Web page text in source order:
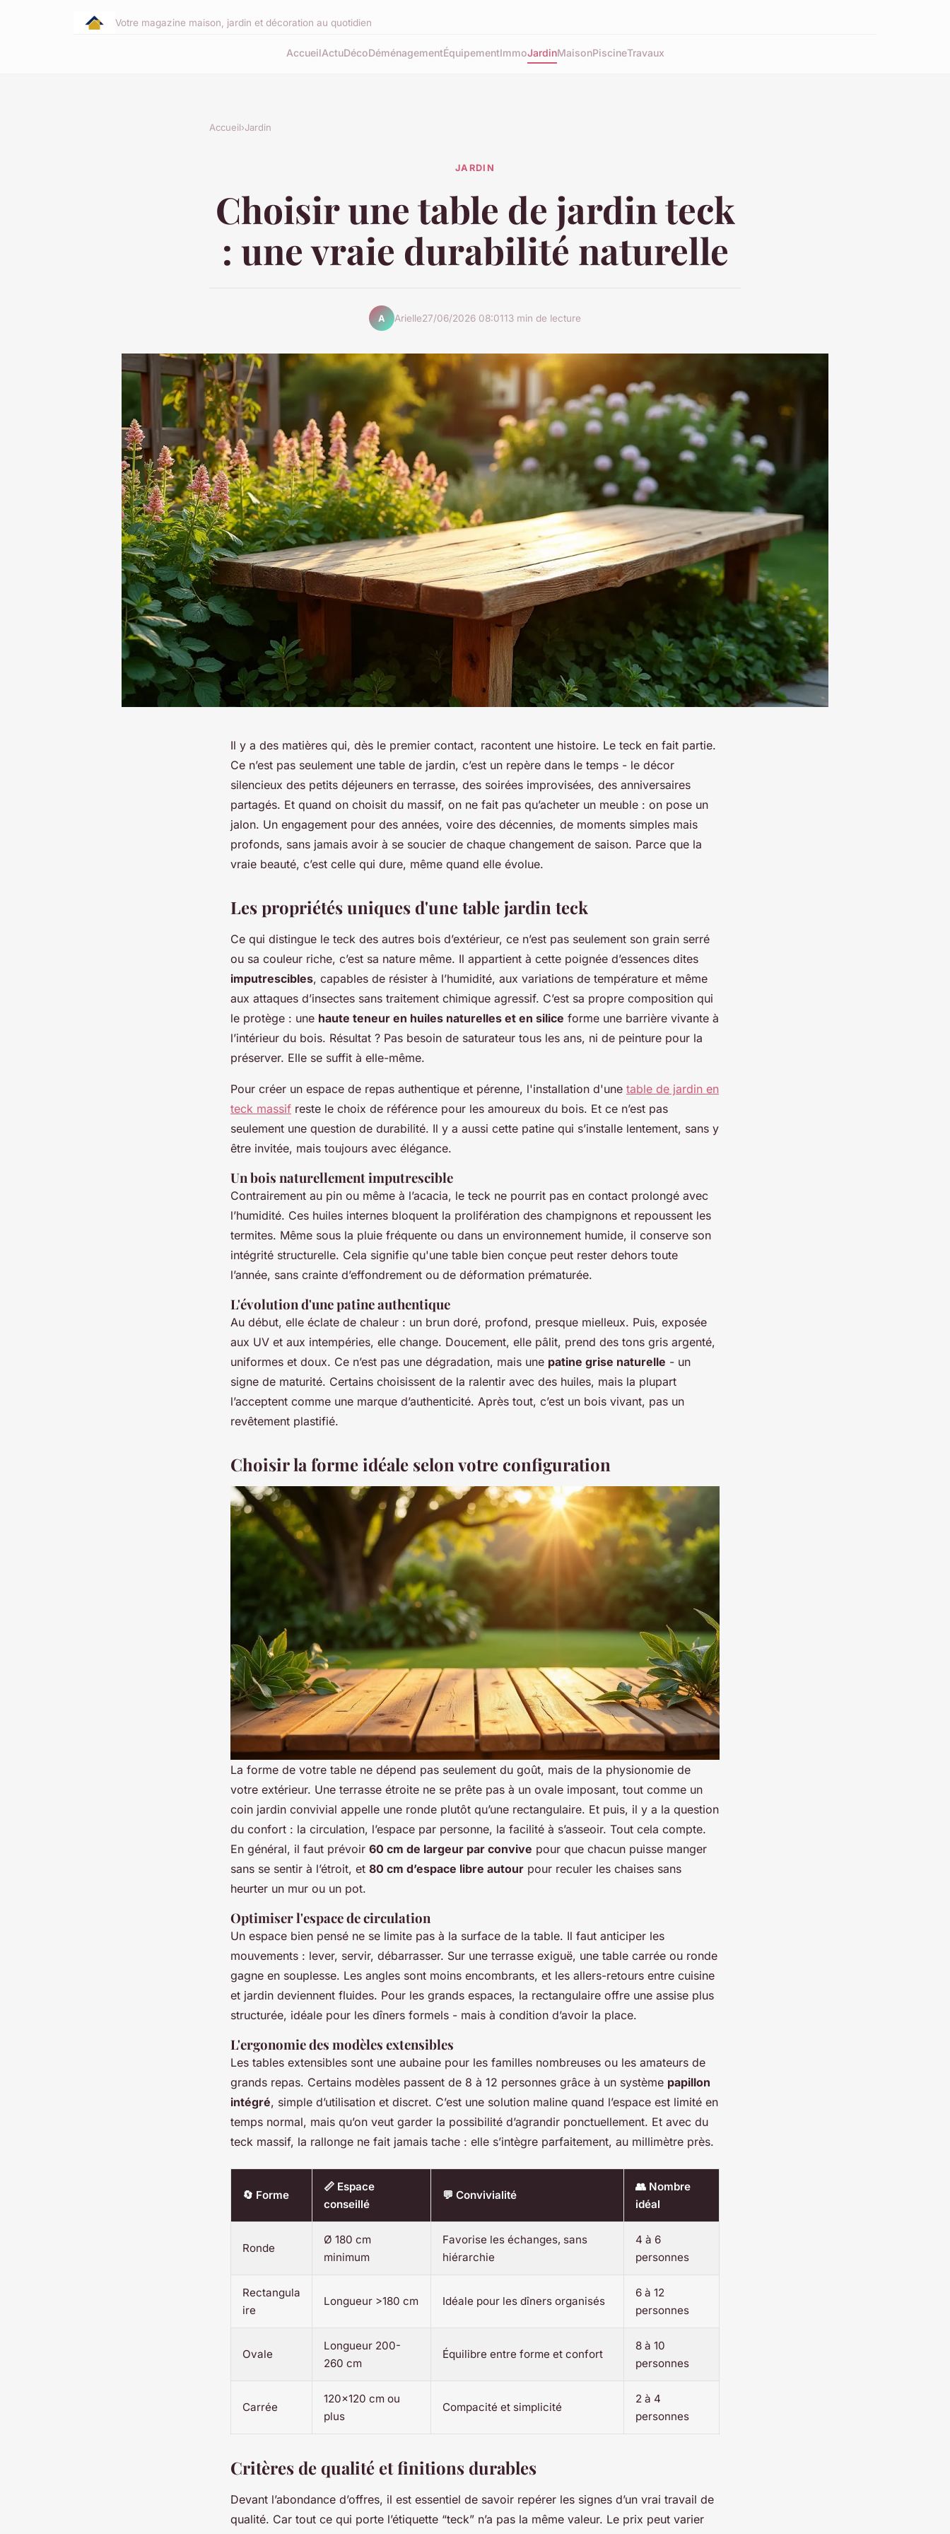
Votre magazine maison, jardin et décoration au quotidien
AccueilActuDécoDéménagementÉquipementImmoJardinMaisonPiscineTravaux
Accueil›Jardin
JARDIN
Choisir une table de jardin teck
: une vraie durabilité naturelle
A Arielle27/06/2026 08:0113 min de lecture
Il y a des matières qui, dès le premier contact, racontent une histoire. Le teck en fait partie.
Ce n’est pas seulement une table de jardin, c’est un repère dans le temps - le décor
silencieux des petits déjeuners en terrasse, des soirées improvisées, des anniversaires
partagés. Et quand on choisit du massif, on ne fait pas qu’acheter un meuble : on pose un
jalon. Un engagement pour des années, voire des décennies, de moments simples mais
profonds, sans jamais avoir à se soucier de chaque changement de saison. Parce que la
vraie beauté, c’est celle qui dure, même quand elle évolue.
Les propriétés uniques d'une table jardin teck
Ce qui distingue le teck des autres bois d’extérieur, ce n’est pas seulement son grain serré
ou sa couleur riche, c’est sa nature même. Il appartient à cette poignée d’essences dites
imputrescibles, capables de résister à l’humidité, aux variations de température et même
aux attaques d’insectes sans traitement chimique agressif. C’est sa propre composition qui
le protège : une haute teneur en huiles naturelles et en silice forme une barrière vivante à
l’intérieur du bois. Résultat ? Pas besoin de saturateur tous les ans, ni de peinture pour la
préserver. Elle se suffit à elle-même.
Pour créer un espace de repas authentique et pérenne, l'installation d'une table de jardin en
teck massif reste le choix de référence pour les amoureux du bois. Et ce n’est pas
seulement une question de durabilité. Il y a aussi cette patine qui s’installe lentement, sans y
être invitée, mais toujours avec élégance.
Un bois naturellement imputrescible
Contrairement au pin ou même à l’acacia, le teck ne pourrit pas en contact prolongé avec
l’humidité. Ces huiles internes bloquent la prolifération des champignons et repoussent les
termites. Même sous la pluie fréquente ou dans un environnement humide, il conserve son
intégrité structurelle. Cela signifie qu'une table bien conçue peut rester dehors toute
l’année, sans crainte d’effondrement ou de déformation prématurée.
L'évolution d'une patine authentique
Au début, elle éclate de chaleur : un brun doré, profond, presque mielleux. Puis, exposée
aux UV et aux intempéries, elle change. Doucement, elle pâlit, prend des tons gris argenté,
uniformes et doux. Ce n’est pas une dégradation, mais une patine grise naturelle - un
signe de maturité. Certains choisissent de la ralentir avec des huiles, mais la plupart
l’acceptent comme une marque d’authenticité. Après tout, c’est un bois vivant, pas un
revêtement plastifié.
Choisir la forme idéale selon votre configuration
La forme de votre table ne dépend pas seulement du goût, mais de la physionomie de
votre extérieur. Une terrasse étroite ne se prête pas à un ovale imposant, tout comme un
coin jardin convivial appelle une ronde plutôt qu’une rectangulaire. Et puis, il y a la question
du confort : la circulation, l’espace par personne, la facilité à s’asseoir. Tout cela compte.
En général, il faut prévoir 60 cm de largeur par convive pour que chacun puisse manger
sans se sentir à l’étroit, et 80 cm d’espace libre autour pour reculer les chaises sans
heurter un mur ou un pot.
Optimiser l'espace de circulation
Un espace bien pensé ne se limite pas à la surface de la table. Il faut anticiper les
mouvements : lever, servir, débarrasser. Sur une terrasse exiguë, une table carrée ou ronde
gagne en souplesse. Les angles sont moins encombrants, et les allers-retours entre cuisine
et jardin deviennent fluides. Pour les grands espaces, la rectangulaire offre une assise plus
structurée, idéale pour les dîners formels - mais à condition d’avoir la place.
L'ergonomie des modèles extensibles
Les tables extensibles sont une aubaine pour les familles nombreuses ou les amateurs de
grands repas. Certains modèles passent de 8 à 12 personnes grâce à un système papillon
intégré, simple d’utilisation et discret. C’est une solution maline quand l’espace est limité en
temps normal, mais qu’on veut garder la possibilité d’agrandir ponctuellement. Et avec du
teck massif, la rallonge ne fait jamais tache : elle s’intègre parfaitement, au millimètre près.
🔄 Forme
📏 Espace
conseillé
💬 Convivialité
👥 Nombre
idéal
Ronde
Ø 180 cm
minimum
Favorise les échanges, sans
hiérarchie
4 à 6
personnes
Rectangula
ire
Longueur >180 cm Idéale pour les dîners organisés
6 à 12
personnes
Ovale
Longueur 200-
260 cm
Équilibre entre forme et confort
8 à 10
personnes
Carrée
120x120 cm ou
plus
Compacité et simplicité
2 à 4
personnes
Critères de qualité et finitions durables
Devant l’abondance d’offres, il est essentiel de savoir repérer les signes d’un vrai travail de
qualité. Car tout ce qui porte l’étiquette “teck” n’a pas la même valeur. Le prix peut varier